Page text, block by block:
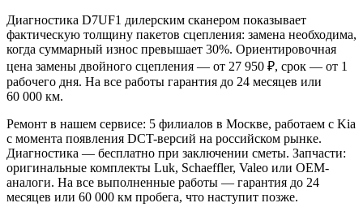
Диагностика D7UF1 дилерским сканером показывает
фактическую толщину пакетов сцепления: замена необходима,
когда суммарный износ превышает 30%. Ориентировочная
цена замены двойного сцепления — от 27 950 ₽, срок — от 1
рабочего дня. На все работы гарантия до 24 месяцев или
60 000 км.
Ремонт в нашем сервисе: 5 филиалов в Москве, работаем с Kia
с момента появления DCT-версий на российском рынке.
Диагностика — бесплатно при заключении сметы. Запчасти:
оригинальные комплекты Luk, Schaeffler, Valeo или OEM-
аналоги. На все выполненные работы — гарантия до 24
месяцев или 60 000 км пробега, что наступит позже.